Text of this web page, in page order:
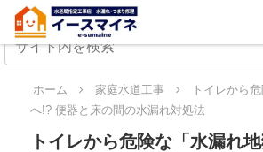
ホーム 家庭水道工事
トイレから
へ!? 便器と床の間の水漏れ対処法
トイレから危険な「水漏れ